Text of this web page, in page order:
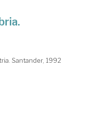
Santander, 1992